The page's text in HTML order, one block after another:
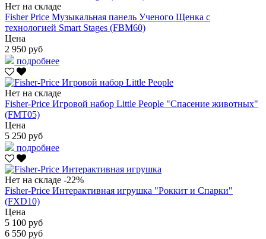
Нет на складе
Fisher Price Музыкальная панель Ученого Щенка с
технологией Smart Stages (FBM60)
Цена
2 950 руб
подробнее
Нет на складе
Fisher-Price Игровой набор Little People "Спасение животных"
(FMT05)
Цена
5 250 руб
подробнее
Нет на складе -22%
Fisher-Price Интерактивная игрушка "Роккит и Спарки"
(FXD10)
Цена
5 100 руб
6 550 руб